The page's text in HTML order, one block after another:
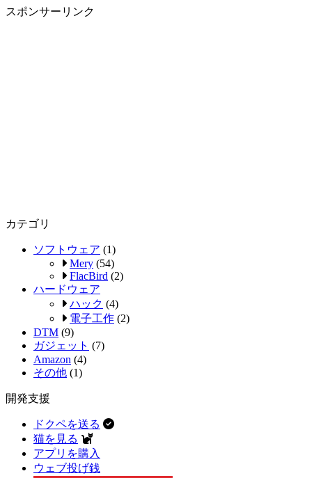
スポンサーリンク
カテゴリ
ソフトウェア (1)
Mery (54)
FlacBird (2)
ハードウェア
ハック (4)
電子工作 (2)
DTM (9)
ガジェット (7)
Amazon (4)
その他 (1)
開発支援
ドクペを送る
猫を見る
アプリを購入
ウェブ投げ銭